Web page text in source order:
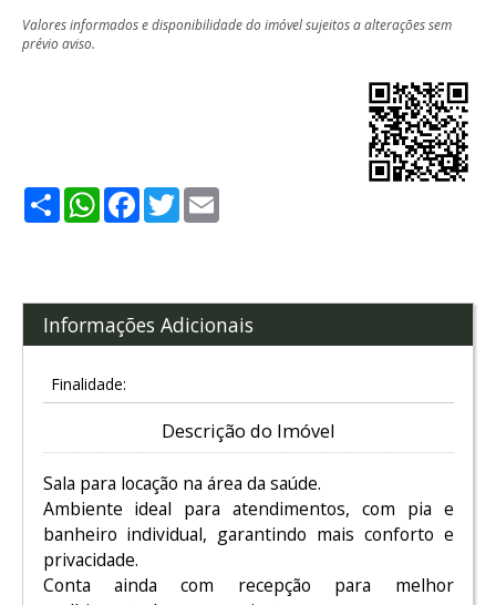
Valores informados e disponibilidade do imóvel sujeitos a alterações sem
prévio aviso.
ShareWhatsApp
Facebook
Twitter
Informações Adicionais
Finalidade:
Descrição do Imóvel
Sala para locação na área da saúde.
Ambiente ideal para atendimentos, com pia e
banheiro individual, garantindo mais conforto e
privacidade.
Conta ainda com recepção para melhor